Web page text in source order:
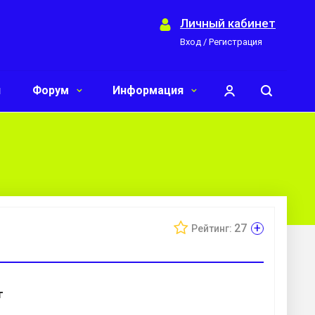
Личный кабинет
Вход / Регистрация
Форум Информация
Рейтинг: 27 +